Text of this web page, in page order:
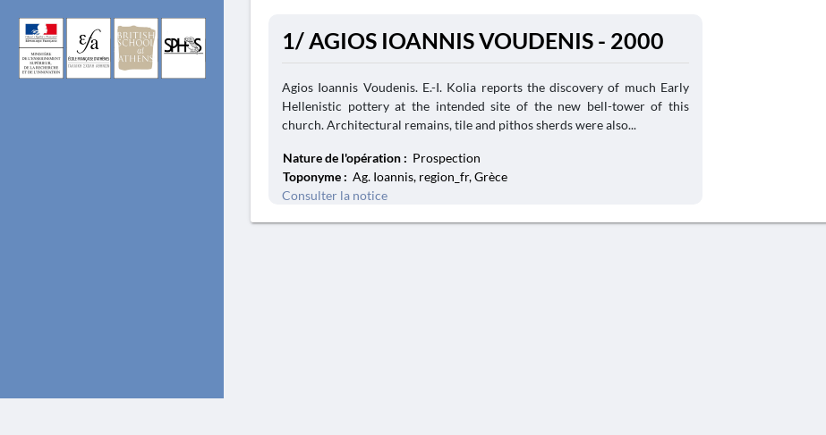
1/ AGIOS IOANNIS VOUDENIS - 2000
Agios Ioannis Voudenis. E.-I. Kolia reports the discovery of much Early
Hellenistic pottery at the intended site of the new bell-tower of this
church. Architectural remains, tile and pithos sherds were also...
Nature de l'opération : Prospection
Toponyme : Ag. Ioannis, region_fr, Grèce
Consulter la notice